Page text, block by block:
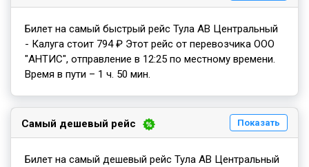
Билет на самый быстрый рейс Тула АВ Центральный
- Калуга стоит 794 ₽ Этот рейс от перевозчика ООО
"АНТИС", отправление в 12:25 по местному времени.
Время в пути – 1 ч. 50 мин.
Самый дешевый рейс Показать
Билет на самый дешевый рейс Тула АВ Центральный